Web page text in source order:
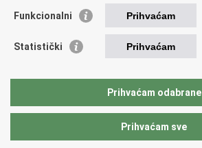
Državnoodvjetničko vijeće
Hrvatska odvjetnička komora
Europski pravosudni portal
Funkcionalni Prihvaćam
Statistički Prihvaćam
Prihvaćam odabrane
Prihvaćam sve